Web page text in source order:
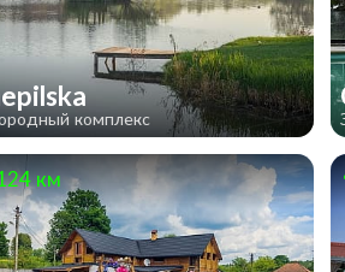
комплекс
км